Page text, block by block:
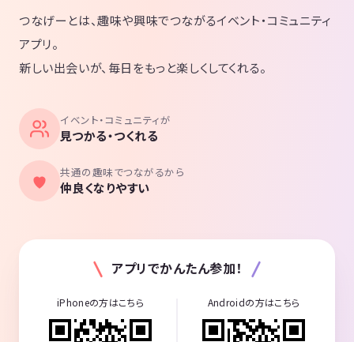
つなげーとは、趣味や興味でつながるイベント・コミュニティ
アプリ。
新しい出会いが、毎日をもっと楽しくしてくれる。
イベント・コミュニティが
見つかる・つくれる
共通の趣味でつながるから
仲良くなりやすい
アプリでかんたん参加！
iPhoneの方はこちら Androidの方はこちら